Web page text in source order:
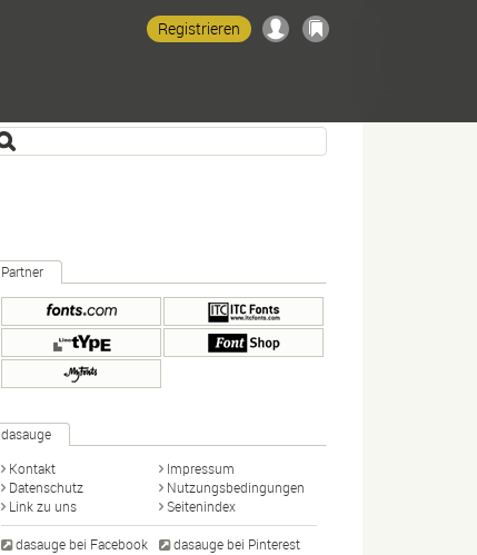
Registrieren
Partner
dasauge
Kontakt
Impressum
Datenschutz
Nutzungsbedingungen
Link zu uns
Seitenindex
dasauge bei Facebook dasauge bei Pinterest